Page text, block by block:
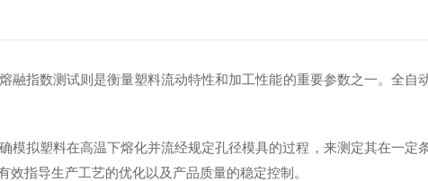
指数测试则是衡量塑料流动特性和加工性能的重要参数之一。全自
拟塑料在高温下熔化并流经规定孔径模具的过程，来测定其在一定
指导生产工艺的优化以及产品质量的稳定控制。